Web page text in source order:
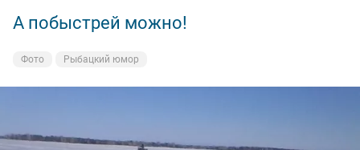
А побыстрей можно!
Фото Рыбацкий юмор